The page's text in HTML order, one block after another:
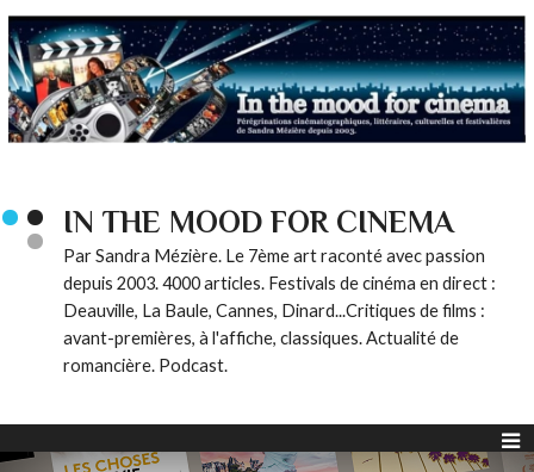
IN THE MOOD FOR CINEMA
Par Sandra Mézière. Le 7ème art raconté avec passion
depuis 2003. 4000 articles. Festivals de cinéma en direct :
Deauville, La Baule, Cannes, Dinard...Critiques de films :
avant-premières, à l'affiche, classiques. Actualité de
romancière. Podcast.